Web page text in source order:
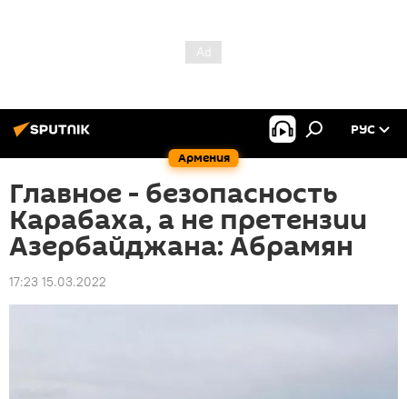
Армения
РУС
Главное - безопасность
Карабаха, а не претензии
Азербайджана: Абрамян
17:23 15.03.2022